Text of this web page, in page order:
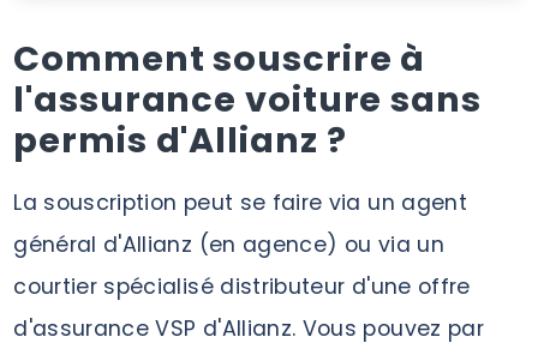
Comment souscrire à
l'assurance voiture sans
permis d'Allianz ?
La souscription peut se faire via un agent
général d'Allianz (en agence) ou via un
courtier spécialisé distributeur d'une offre
d'assurance VSP d'Allianz. Vous pouvez par